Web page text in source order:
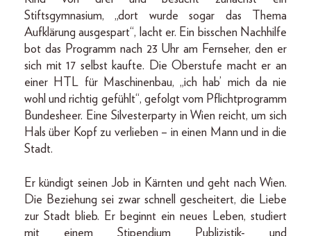
Stiftsgymnasium, „dort wurde sogar das Thema
Aufklärung ausgespart“, lacht er. Ein bisschen Nachhilfe
bot das Programm nach 23 Uhr am Fernseher, den er
sich mit 17 selbst kaufte. Die Oberstufe macht er an
einer HTL für Maschinenbau, „ich hab’ mich da nie
wohl und richtig gefühlt“, gefolgt vom Pflichtprogramm
Bundesheer. Eine Silvesterparty in Wien reicht, um sich
Hals über Kopf zu verlieben – in einen Mann und in die
Stadt.
Er kündigt seinen Job in Kärnten und geht nach Wien.
Die Beziehung sei zwar schnell gescheitert, die Liebe
zur Stadt blieb. Er beginnt ein neues Leben, studiert
mit einem Stipendium Publizistik- und